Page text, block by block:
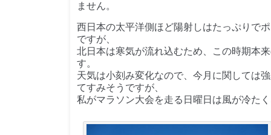
ません。
西日本の太平洋側ほど陽射しはたっぷりで
ですが、
北日本は寒気が流れ込むため、この時期本
す。
天気は小刻み変化なので、今月に関しては
てすみそうですが、
私がマラソン大会を走る日曜日は風が冷た